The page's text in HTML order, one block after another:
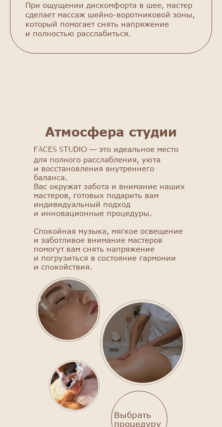
При ощущении дискомфорта в шее, мастер
сделает массаж шейно-воротниковой зоны,
который помогает снять напряжение
и полностью расслабиться.
Атмосфера студии
FACES STUDIO — это идеальное место
для полного расслабления, уюта
и восстановления внутреннего
баланса.
Вас окружат забота и внимание наших
мастеров, готовых подарить вам
индивидуальный подход
и инновационные процедуры.
Спокойная музыка, мягкое освещение
и заботливое внимание мастеров
помогут вам снять напряжение
и погрузиться в состояние гармонии
и спокойствия.
Выбрать
процедуру
FACES STUDIO
Выбрать процедуру
Познакомьтесь с нашим салоном:
получите скидку 25% на первую
процедуру!